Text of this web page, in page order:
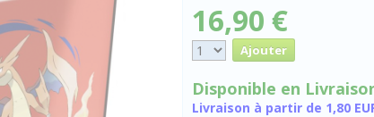
16,90 €
Disponible en
Livraison à partir de 1,80